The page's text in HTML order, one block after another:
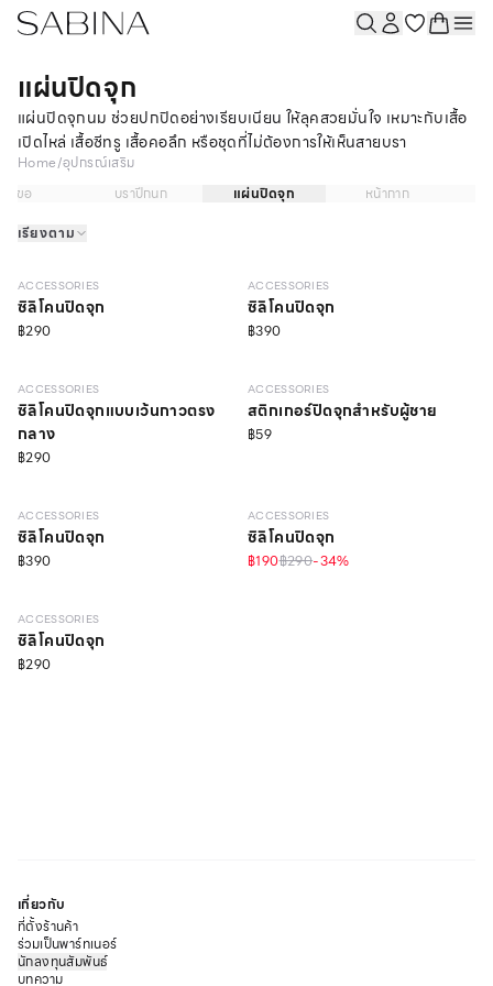
แผ่นปิดจุก
แผ่นปิดจุกนม ช่วยปกปิดอย่างเรียบเนียน ให้ลุคสวยมั่นใจ เหมาะกับเสื้อ
เปิดไหล่ เสื้อซีทรู เสื้อคอลึก หรือชุดที่ไม่ต้องการให้เห็นสายบรา
Home/อุปกรณ์เสริม
ตะขอ
บราปีกนก แผ่นปิดจุก หน้ากาก
เรียงตาม
ACCESSORIES
ซิลิโคนปิดจุก
฿290
ACCESSORIES
ซิลิโคนปิดจุก
฿390
ACCESSORIES
ซิลิโคนปิดจุกแบบเว้นกาวตรง
กลาง
฿290
ACCESSORIES
สติกเกอร์ปิดจุกสำหรับผู้ชาย
฿59
ACCESSORIES
ซิลิโคนปิดจุก
฿390
ACCESSORIES
ซิลิโคนปิดจุก
฿190฿290-34%
ACCESSORIES
ซิลิโคนปิดจุก
฿290
เกี่ยวกับ
ที่ตั้งร้านค้า
ร่วมเป็นพาร์ทเนอร์
นักลงทุนสัมพันธ์
บทความ